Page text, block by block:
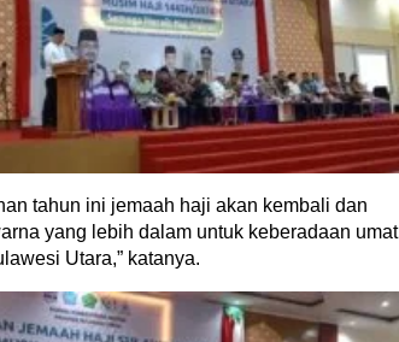
tahun ini jemaah haji akan kembali dan
yang lebih dalam untuk keberadaan umat
Utara,” katanya.